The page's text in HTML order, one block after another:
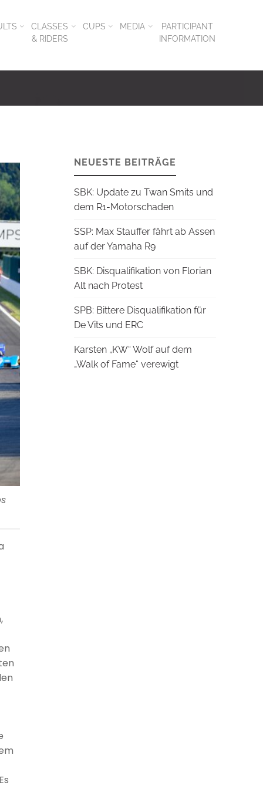
CLASSES
& RIDERS
CUPS MEDIA
PARTICIPANT
INFORMATION
NEUESTE BEITRÄGE
SBK: Update zu Twan Smits und
dem R1-Motorschaden
SSP: Max Stauffer fährt ab Assen
auf der Yamaha R9
SBK: Disqualifikation von Florian
Alt nach Protest
SPB: Bittere Disqualifikation für
De Vits und ERC
Karsten „KW“ Wolf auf dem
„Walk of Fame“ verewigt